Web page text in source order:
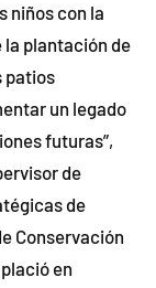
niños con la
la plantación de
patios
un legado
futuras”,
de
de
Conservación
en